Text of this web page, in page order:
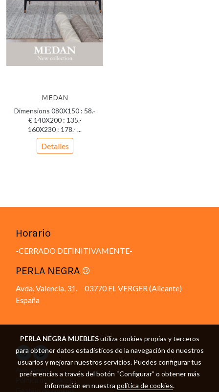
MEDAN
Dimensions 080X150 : 58.-
€ 140X200 : 135.-
160X230 : 178.- ...
Detalles
Horario
-CERRADO DEFINITIVAMENTE-
PERLA NEGRA ®
Avda. Valencia, 31. 03770 EL VERGER (Alicante)
España
Aviso legal
Política de cookies
Gestión de cookies
PERLA NEGRA MUEBLESutiliza cookies propias y terceros
para obtener datos estadísticos de la navegación de nuestros
usuarios y mejorar nuestros servicios. Puedes configurar tus
preferencias a través del botón “Configurar” o obtener más
información en nuestra política de cookies.